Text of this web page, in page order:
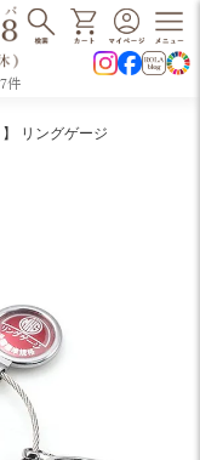
件
リングゲージ